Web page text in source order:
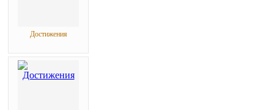
Достижения